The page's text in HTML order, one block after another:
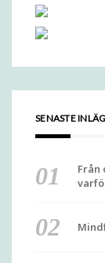
SENASTE
Från